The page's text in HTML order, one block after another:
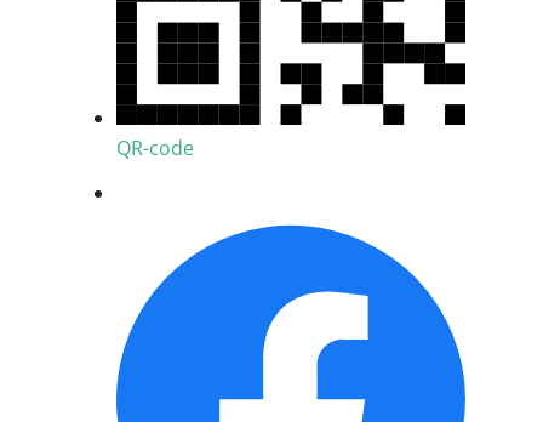
QR-code